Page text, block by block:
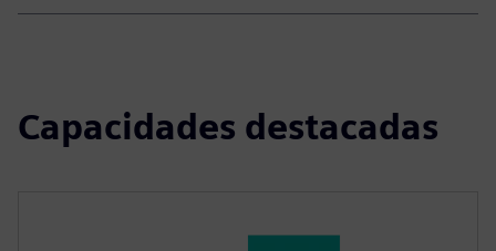
Capacidades destacadas